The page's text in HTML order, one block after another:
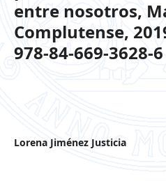
entre nosotros,
Complutense,
978-84-669-3628-6
Lorena Jiménez Justicia